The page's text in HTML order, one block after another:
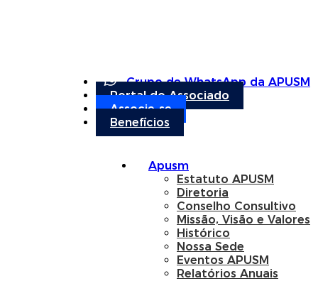
Grupo de WhatsApp da APUSM
Portal do Associado
Associe-se
Benefícios
Apusm
Estatuto APUSM
Diretoria
Conselho Consultivo
Missão, Visão e Valores
Histórico
Nossa Sede
Eventos APUSM
Relatórios Anuais